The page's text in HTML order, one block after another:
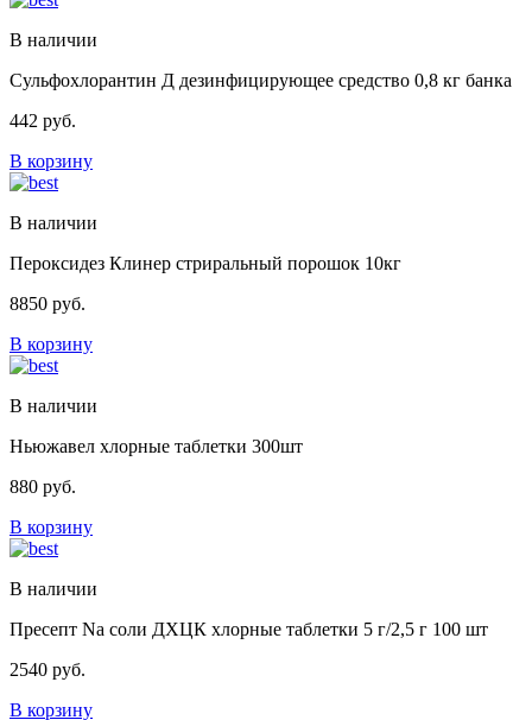
В наличии
Сульфохлорантин Д дезинфицирующее средство 0,8 кг банка
442 руб.
В корзину
В наличии
Пероксидез Клинер стриральный порошок 10кг
8850 руб.
В корзину
В наличии
Ньюжавел хлорные таблетки 300шт
880 руб.
В корзину
В наличии
Пресепт Na соли ДХЦК хлорные таблетки 5 г/2,5 г 100 шт
2540 руб.
В корзину